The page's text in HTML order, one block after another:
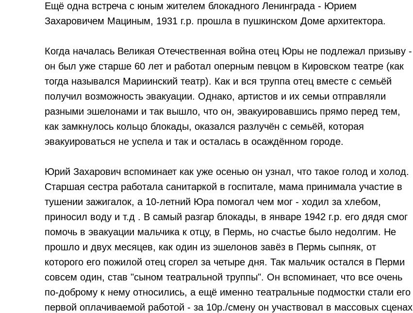
Ещё одна встреча с юным жителем блокадного Ленинграда - Юрием
Захаровичем Мациным, 1931 г.р. прошла в пушкинском Доме архитектора.
Когда началась Великая Отечественная война отец Юры не подлежал призыву -
он был уже старше 60 лет и работал оперным певцом в Кировском театре (как
тогда назывался Мариинский театр). Как и вся труппа отец вместе с семьёй
получил возможность эвакуации. Однако, артистов и их семьи отправляли
разными эшелонами и так вышло, что он, эвакуировавшись прямо перед тем,
как замкнулось кольцо блокады, оказался разлучён с семьёй, которая
эвакуироваться не успела и так и осталась в осаждённом городе.
Юрий Захарович вспоминает как уже осенью он узнал, что такое голод и холод.
Старшая сестра работала санитаркой в госпитале, мама принимала участие в
тушении зажигалок, а 10-летний Юра помогал чем мог - ходил за хлебом,
приносил воду и т.д . В самый разгар блокады, в январе 1942 г.р. его дядя смог
помочь в эвакуации мальчика к отцу, в Пермь, но счастье было недолгим. Не
прошло и двух месяцев, как один из эшелонов завёз в Пермь сыпняк, от
которого его пожилой отец сгорел за четыре дня. Так мальчик остался в Перми
совсем один, став "сыном театральной труппы". Он вспоминает, что все очень
по-доброму к нему относились, а ещё именно театральные подмостки стали его
первой оплачиваемой работой - за 10р./смену он участвовал в массовых сценах